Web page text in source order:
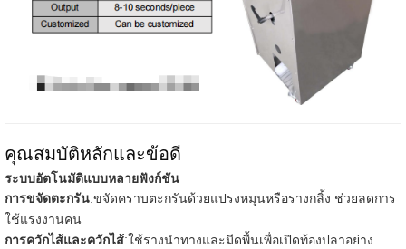
คุณสมบัติหลักและข้อดี
ระบบอัตโนมัติแบบหลายฟังก์ชัน
การขจัดตะกรัน:ขจัดคราบตะกรันด้วยแปรงหมุนหรือรางกลิ้ง ช่วยลดการ
ใช้แรงงานคน
การควักไส้และควักไส้:ใช้รางนำทางและมีดพื้นเพื่อเปิดท้องปลาอย่าง